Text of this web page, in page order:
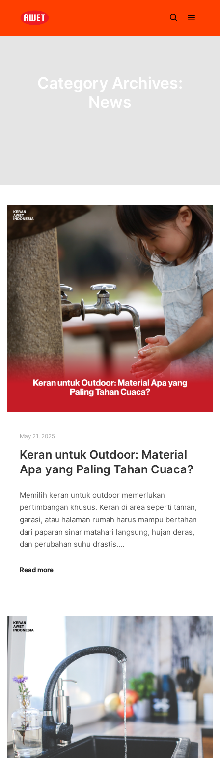
Category Archives:
News
May 21, 2025
Keran untuk Outdoor: Material
Apa yang Paling Tahan Cuaca?
Memilih keran untuk outdoor memerlukan
pertimbangan khusus. Keran di area seperti taman,
garasi, atau halaman rumah harus mampu bertahan
dari paparan sinar matahari langsung, hujan deras,
dan perubahan suhu drastis.…
Read more